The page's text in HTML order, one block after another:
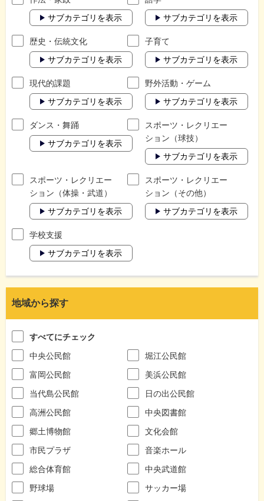
サブカテゴリを表示
サブカテゴリを表示
歴史・伝統文化
サブカテゴリを表示
子育て
サブカテゴリを表示
現代的課題
サブカテゴリを表示
野外活動・ゲーム
サブカテゴリを表示
ダンス・舞踊
サブカテゴリを表示
スポーツ・レクリエー
ション（球技）
サブカテゴリを表示
スポーツ・レクリエー
ション（体操・武道）
サブカテゴリを表示
スポーツ・レクリエー
ション（その他）
サブカテゴリを表示
学校支援
サブカテゴリを表示
地域から探す
すべてにチェック
中央公民館
堀江公民館
富岡公民館
美浜公民館
当代島公民館
日の出公民館
高洲公民館
中央図書館
郷土博物館
文化会館
市民プラザ
音楽ホール
総合体育館
中央武道館
野球場
サッカー場